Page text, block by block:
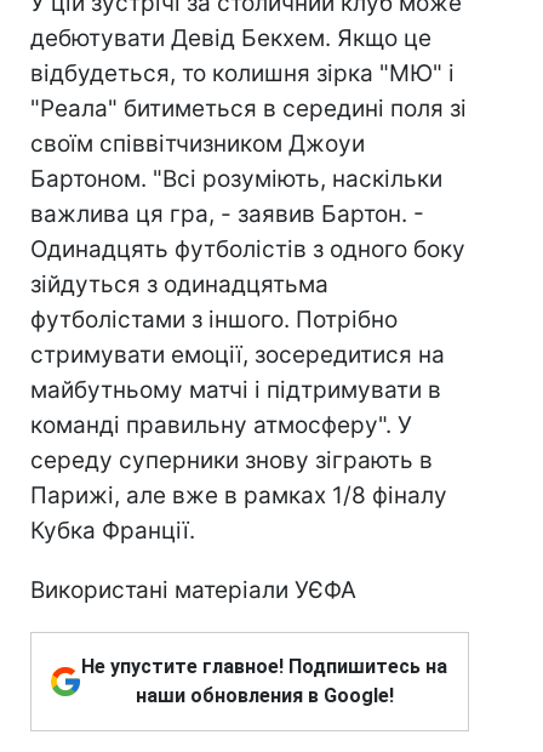
дебютувати Девід Бекхем. Якщо це
відбудеться, то колишня зірка "МЮ" і
"Реала" битиметься в середині поля зі
своїм співвітчизником Джоуи
Бартоном. "Всі розуміють, наскільки
важлива ця гра, - заявив Бартон. -
Одинадцять футболістів з одного боку
зійдуться з одинадцятьма
футболістами з іншого. Потрібно
стримувати емоції, зосередитися на
майбутньому матчі і підтримувати в
команді правильну атмосферу". У
середу суперники знову зіграють в
Парижі, але вже в рамках 1/8 фіналу
Кубка Франції.
Використані матеріали УЄФА
Не упустите главное! Подпишитесь на
наши обновления в Google!